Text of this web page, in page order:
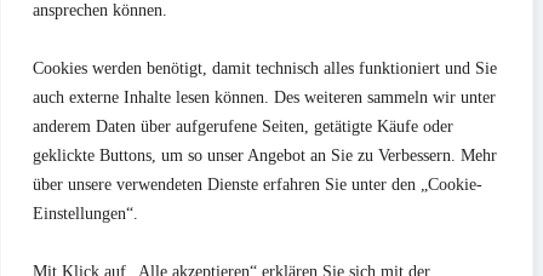
ansprechen können.
Cookies werden benötigt, damit technisch alles funktioniert und Sie
auch externe Inhalte lesen können. Des weiteren sammeln wir unter
anderem Daten über aufgerufene Seiten, getätigte Käufe oder
geklickte Buttons, um so unser Angebot an Sie zu Verbessern. Mehr
über unsere verwendeten Dienste erfahren Sie unter den „Cookie-
Einstellungen“.
Mit Klick auf „Alle akzeptieren“ erklären Sie sich mit der
Ist die Autofarbe beim Autokauf wirklich wichtig?
16. Juli 2025
FAQ
Kontakt